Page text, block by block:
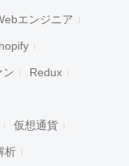
エンジニア
ン Redux
仮想通貨
析